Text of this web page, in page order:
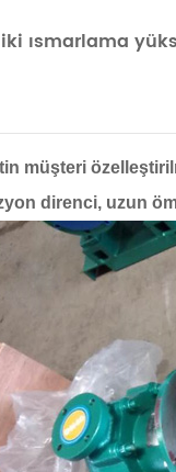
iki ısmarlama
müşteri
direnci, uzun